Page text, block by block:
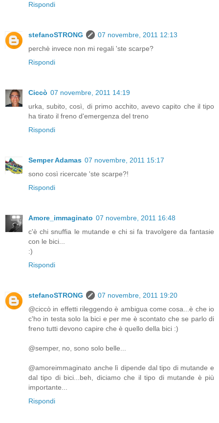
Rispondi
stefanoSTRONG
07 novembre, 2011 12:13
perchè invece non mi regali 'ste scarpe?
Rispondi
Ciccò 07 novembre, 2011 14:19
urka, subito, così, di primo acchito, avevo capito che il tipo
ha tirato il freno d'emergenza del treno
Rispondi
Semper Adamas 07 novembre, 2011 15:17
sono così ricercate 'ste scarpe?!
Rispondi
Amore_immaginato 07 novembre, 2011 16:48
c'è chi snuffia le mutande e chi si fa travolgere da fantasie
con le bici...
:)
Rispondi
stefanoSTRONG
07 novembre, 2011 19:20
@ciccò in effetti rileggendo è ambigua come cosa...è che io
c'ho in testa solo la bici e per me è scontato che se parlo di
freno tutti devono capire che è quello della bici :)
@semper, no, sono solo belle...
@amoreimmaginato anche lì dipende dal tipo di mutande e
dal tipo di bici...beh, diciamo che il tipo di mutande è più
importante...
Rispondi